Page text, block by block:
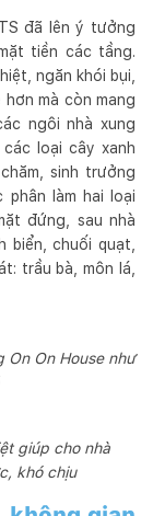
đã lên ý tưởng
tiền các tầng.
ngăn khói bụi,
mà còn mang
ngôi nhà xung
loại cây xanh
sinh trưởng
làm hai loại
đứng, sau nhà
biển, chuối quạt,
trầu bà, môn lá,
On On House như
giúp cho nhà
khó chịu